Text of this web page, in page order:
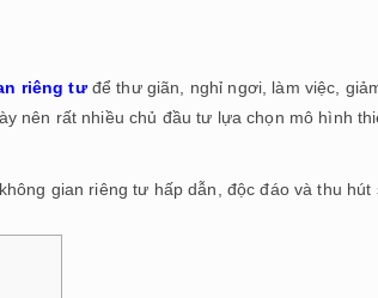
riêng tưđể thư giãn, nghỉ ngơi, làm việc,
nên rất nhiều chủ đầu tư lựa chọn mô hình
gian riêng tư hấp dẫn, độc đáo và thu hút